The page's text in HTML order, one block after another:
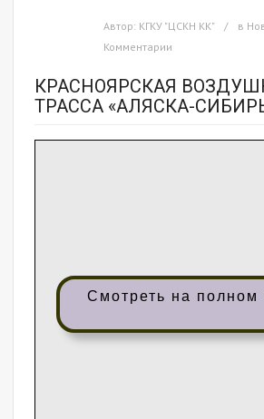
Автор: КГКУ "ЦСКН КК" в
Комментарии
КРАСНОЯРСКАЯ
ТРАССА «АЛЯСКА-
Смотреть на полном